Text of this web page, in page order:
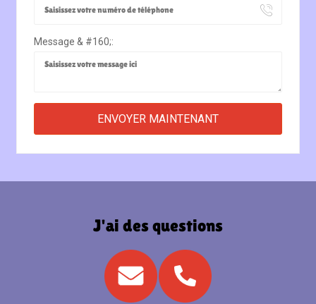
Message & #160;:
J'ai des questions